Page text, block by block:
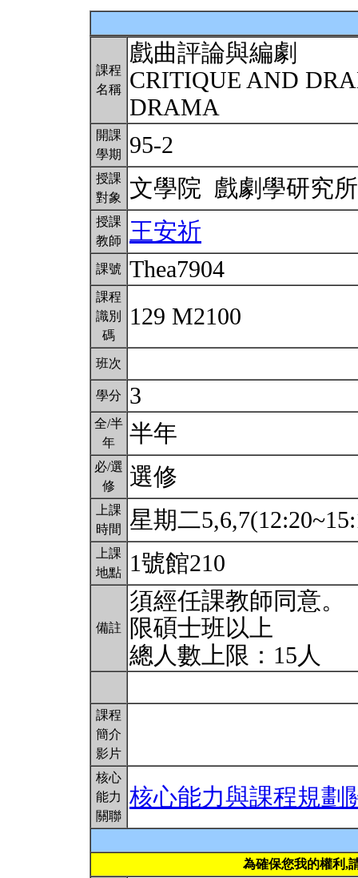
課程
名稱
戲曲評論與編劇
CRITIQUE AND
DRAMA
開課
學期
95-2
授課
對象
文學院 戲劇學研究
授課
教師
王安祈
課號 Thea7904
課程
識別
碼
129 M2100
班次
學分 3
全/半
年
半年
必/選
修
選修
上課
時間
星期二
上課
地點
1號館210
備註
須經任課教師同意。
限碩士班以上
總人數上限：15人
課程
簡介
影片
核心
能力
關聯
核心能力與課程規劃
為確保您我的權利,